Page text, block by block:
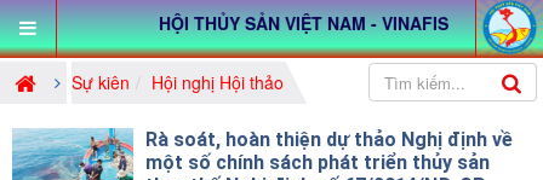
HỘI THỦY SẢN VIỆT NAM - VINAFIS
Sự kiên Hội nghị Hội thảo
Rà soát, hoàn thiện dự thảo Nghị định về
một số chính sách phát triển thủy sản